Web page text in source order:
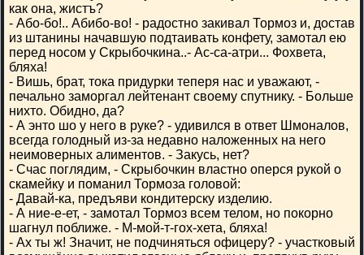
как она, жистъ?
- Або-бо!.. Абибо-во! - радостно закивал Тормоз и, достав
из штанины начавшую подтаивать конфету, замотал ею
перед носом у Скрыбочкина..- Ас-са-атри... Фохвета,
бляха!
- Вишь, брат, тока придурки теперя нас и уважают, -
печально заморгал лейтенант своему спутнику. - Больше
нихто. Обидно, да?
- А энто шо у него в руке? - удивился в ответ Шмоналов,
всегда голодный из-за недавно наложенных на него
неимоверных алиментов. - Закусь, нет?
- Счас поглядим, - Скрыбочкин властно оперся рукой о
скамейку и поманил Тормоза головой:
- Давай-ка, предъяви кондитерску изделию.
- А ние-е-ет, - замотал Тормоз всем телом, но покорно
шагнул поближе. - М-мой-т-гох-хета, бляха!
- Ах ты ж! Значит, не подчиняться офицеру? - участковый